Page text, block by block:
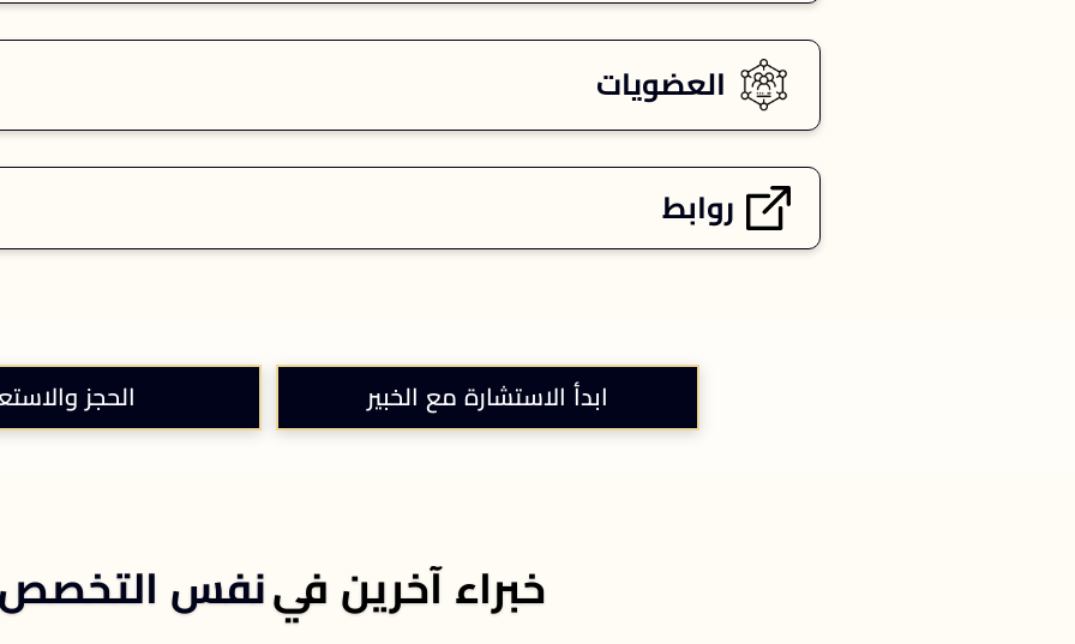
العضويات
روابط
ابدأ الاستشارة مع الخبير الحجز
خبراء آخرين في نفس